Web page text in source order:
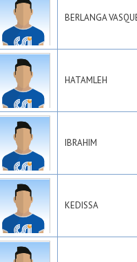
BERLANGA
HATAMLEH
IBRAHIM
KEDISSA